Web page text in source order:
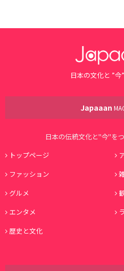
日本の文化と ”今
Japaaan
日本の伝統文化と"今"を
トップページ
ファッション
グルメ
エンタメ
歴史と文化